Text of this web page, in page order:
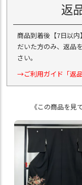
返
商品到着後【7日以
だいた方のみ、返品
さい。
→ご利用ガイド「返品
《この商品を見